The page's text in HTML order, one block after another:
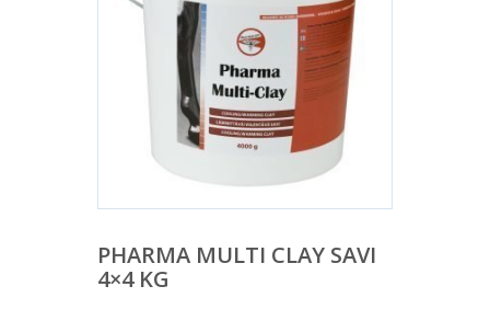
PHARMA MULTI CLAY SAVI
4×4 KG